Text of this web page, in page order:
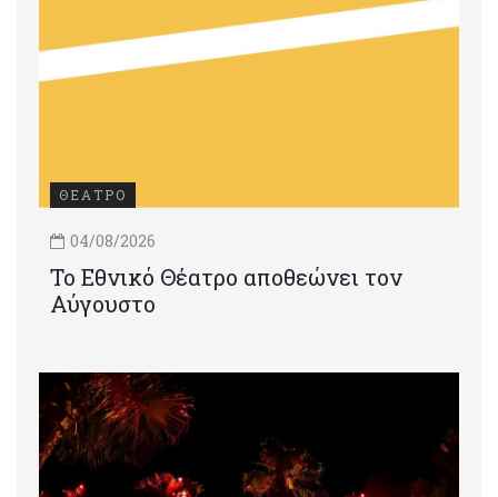
ΘΕΑΤΡΟ
04/08/2026
Το Εθνικό Θέατρο αποθεώνει τον
Αύγουστο